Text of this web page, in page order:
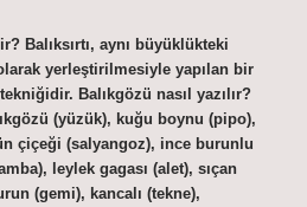
Balıksırtı, aynı büyüklükteki
yerleştirilmesiyle yapılan bir
Balıkgözü nasıl yazılır?
(yüzük), kuğu boynu (pipo),
çiçeği (salyangoz), ince burunlu
leylek gagası (alet), sıçan
(gemi), kancalı (tekne),